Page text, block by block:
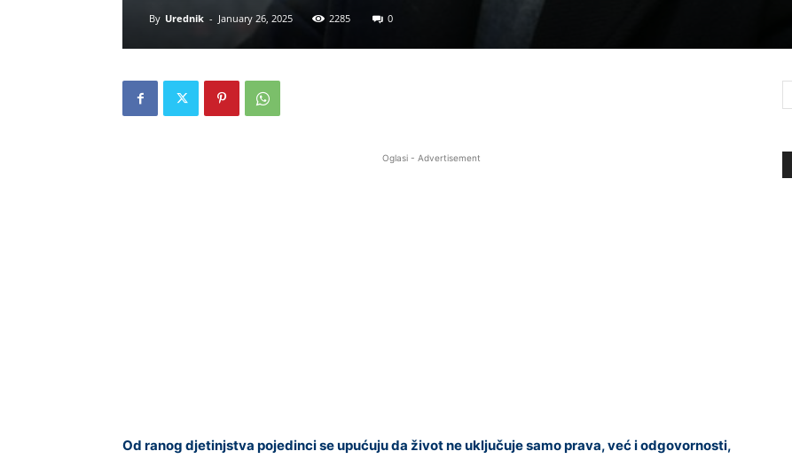
By Urednik - January 26, 2025 2285 0
Oglasi - Advertisement
Od ranog djetinjstva pojedinci se upućuju da život ne uključuje samo prava, već i odgovornosti,